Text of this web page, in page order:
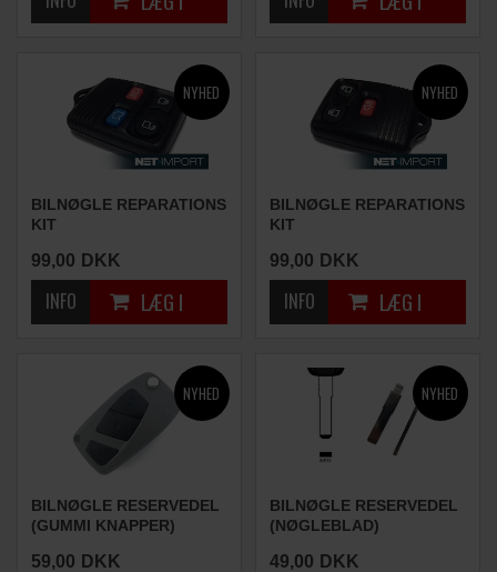
BILNØGLE REPARATIONS
KIT
99,00 DKK
BILNØGLE REPARATIONS
KIT
99,00 DKK
BILNØGLE RESERVEDEL
(GUMMI KNAPPER)
59,00 DKK
BILNØGLE RESERVEDEL
(NØGLEBLAD)
49,00 DKK